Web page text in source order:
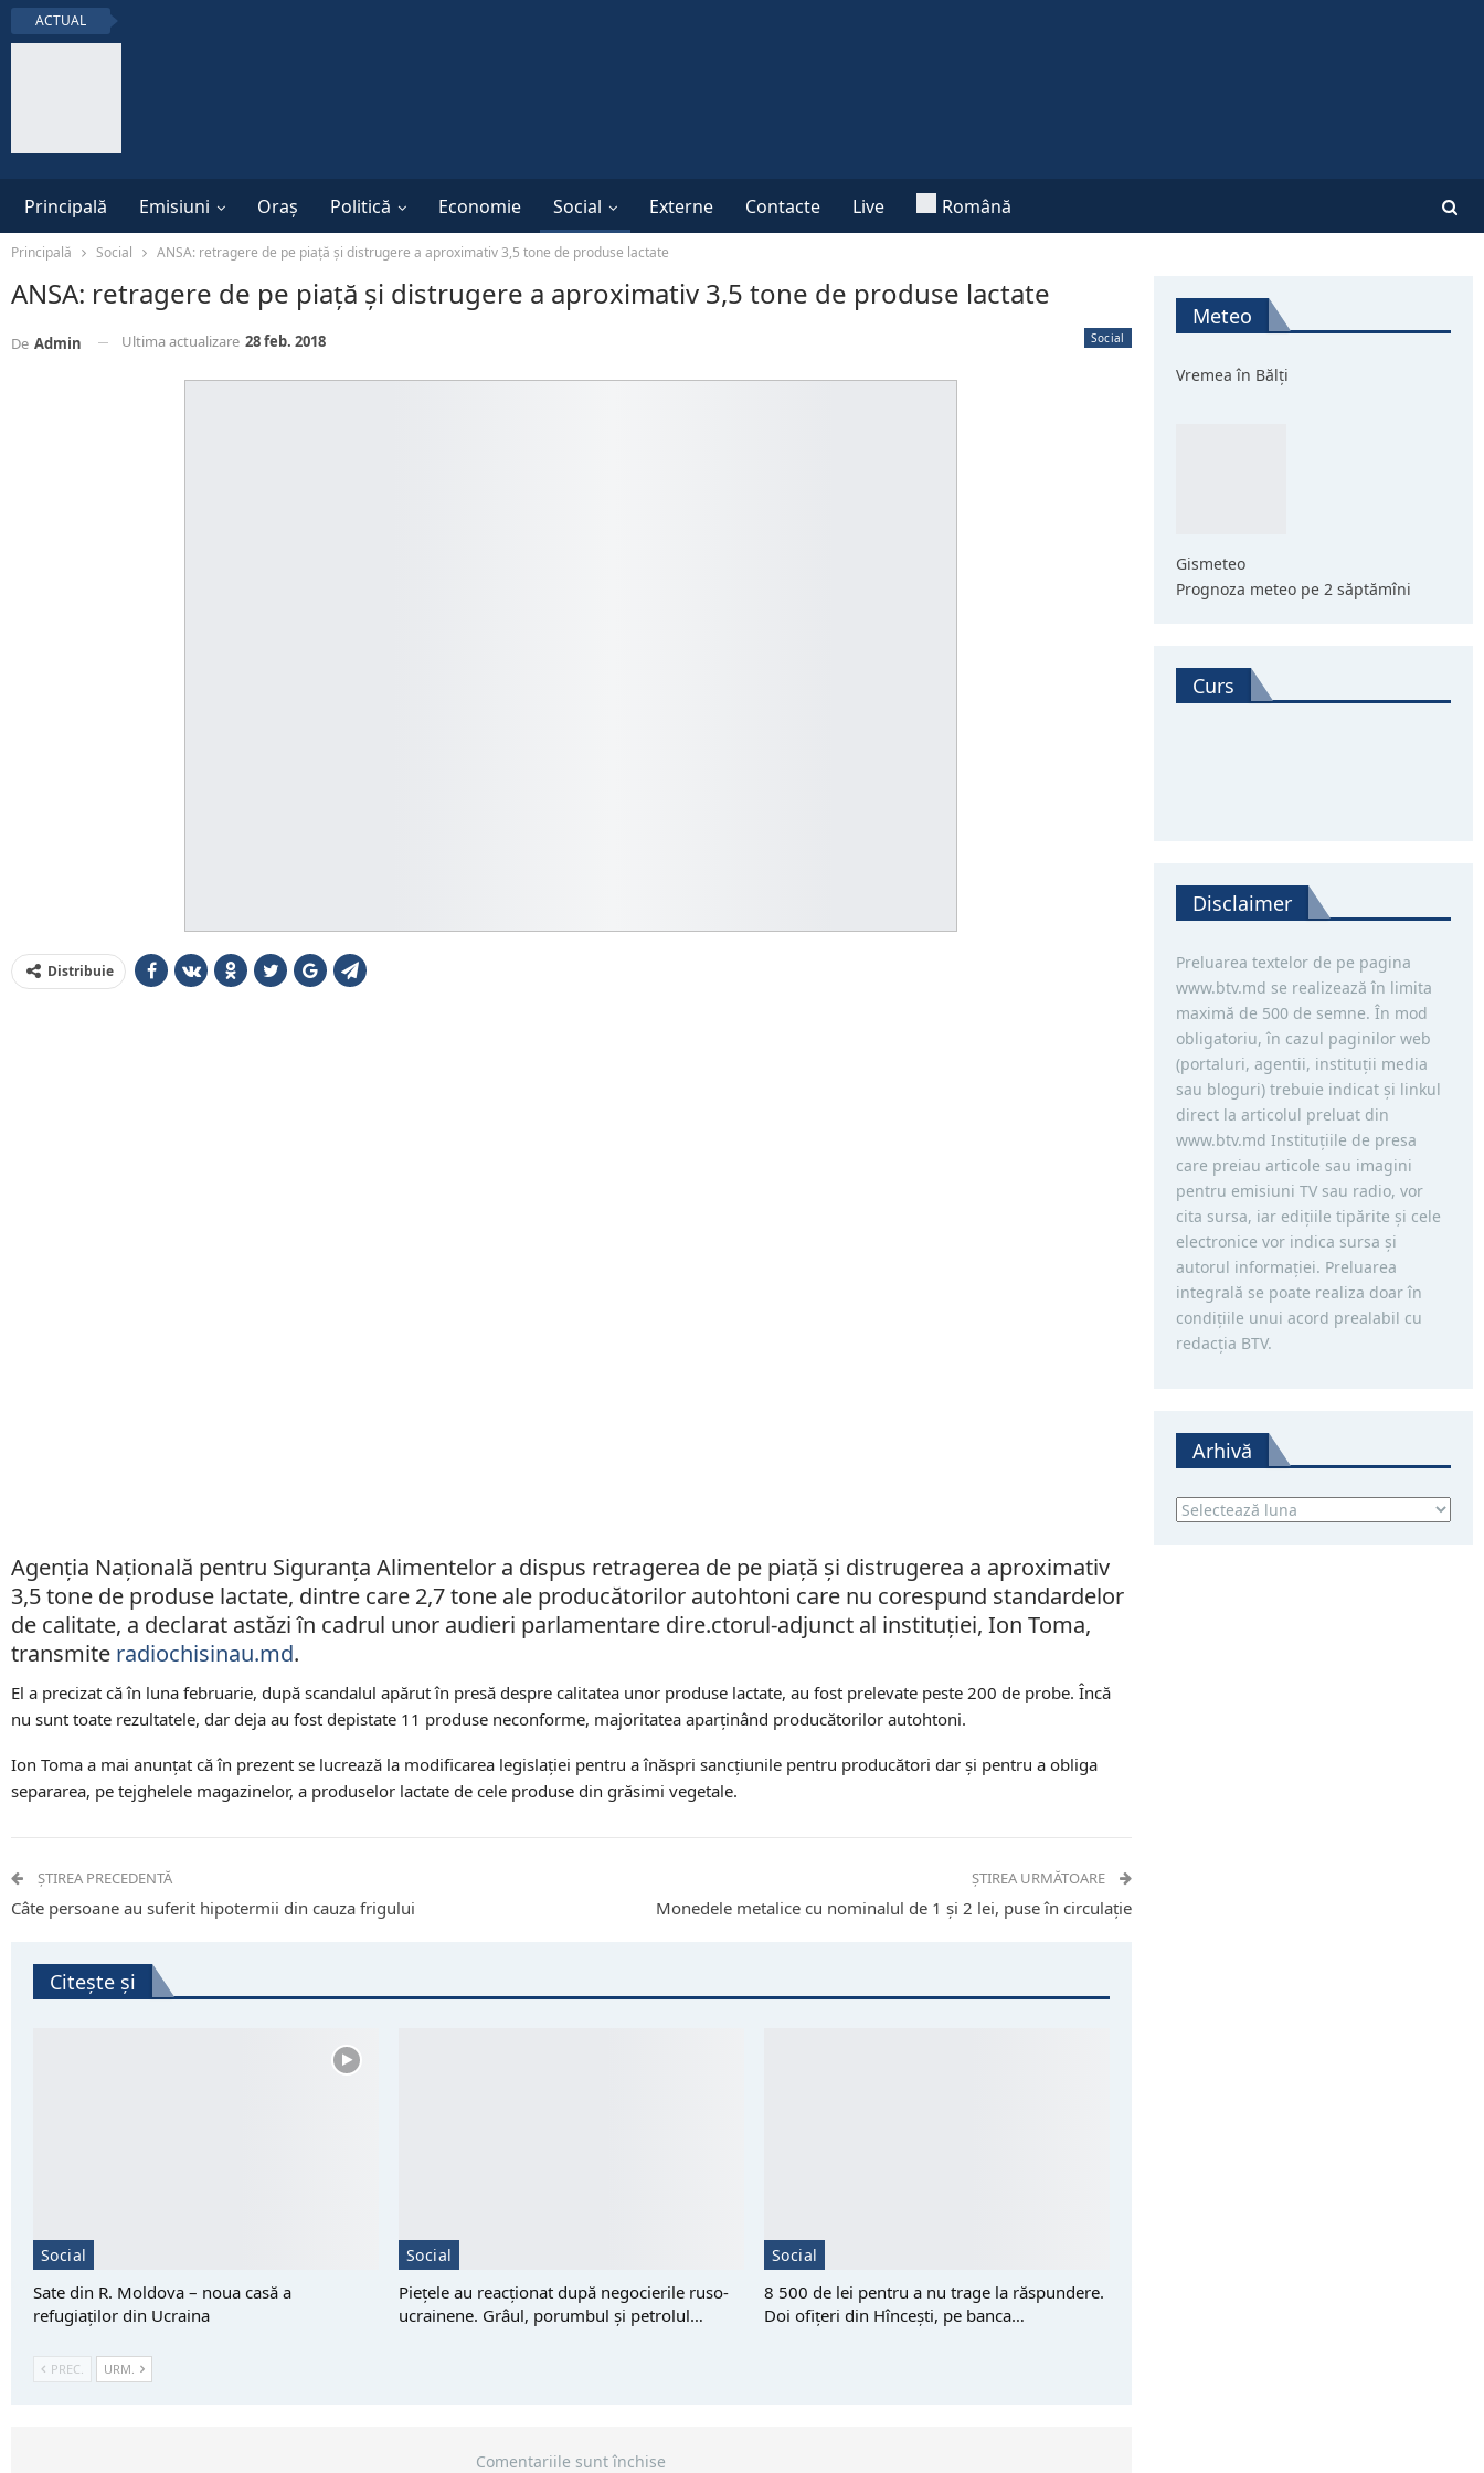
ACTUAL
Principală Emisiuni Oraș Politică Economie Social Externe Contacte Live Română
Principală Social ANSA: retragere de pe piață și distrugere a aproximativ 3,5 tone de produse lactate
ANSA: retragere de pe piață și distrugere a aproximativ 3,5 tone de produse lactate
Social
De Admin Ultima actualizare 28 feb. 2018
Distribuie
Agenția Națională pentru Siguranța Alimentelor a dispus retragerea de pe piață și distrugerea a aproximativ
3,5 tone de produse lactate, dintre care 2,7 tone ale producătorilor autohtoni care nu corespund standardelor
de calitate, a declarat astăzi în cadrul unor audieri parlamentare dire.ctorul-adjunct al instituției, Ion Toma,
transmite radiochisinau.md.
El a precizat că în luna februarie, după scandalul apărut în presă despre calitatea unor produse lactate, au fost prelevate peste 200 de probe. Încă
nu sunt toate rezultatele, dar deja au fost depistate 11 produse neconforme, majoritatea aparținând producătorilor autohtoni.
Ion Toma a mai anunțat că în prezent se lucrează la modificarea legislației pentru a înăspri sancțiunile pentru producători dar și pentru a obliga
separarea, pe tejghelele magazinelor, a produselor lactate de cele produse din grăsimi vegetale.
ȘTIREA PRECEDENTĂ
Câte persoane au suferit hipotermii din cauza frigului
ȘTIREA URMĂTOARE
Monedele metalice cu nominalul de 1 și 2 lei, puse în circulaţie
Citește și
Social
Sate din R. Moldova – noua casă a
refugiaților din Ucraina
Social
Piețele au reacționat după negocierile ruso-
ucrainene. Grâul, porumbul și petrolul…
Social
8 500 de lei pentru a nu trage la răspundere.
Doi ofițeri din Hîncești, pe banca…
PREC. URM.
Comentariile sunt închise
Meteo
Vremea în Bălți
Gismeteo
Prognoza meteo pe 2 săptămîni
Curs
Disclaimer
Preluarea textelor de pe pagina
www.btv.md se realizează în limita
maximă de 500 de semne. În mod
obligatoriu, în cazul paginilor web
(portaluri, agentii, instituţii media
sau bloguri) trebuie indicat şi linkul
direct la articolul preluat din
www.btv.md Instituţiile de presa
care preiau articole sau imagini
pentru emisiuni TV sau radio, vor
cita sursa, iar ediţiile tipărite și cele
electronice vor indica sursa şi
autorul informaţiei. Preluarea
integrală se poate realiza doar în
condiţiile unui acord prealabil cu
redacţia BTV.
Arhivă
Arhivă